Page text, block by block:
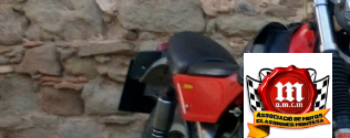
Skip
to
content